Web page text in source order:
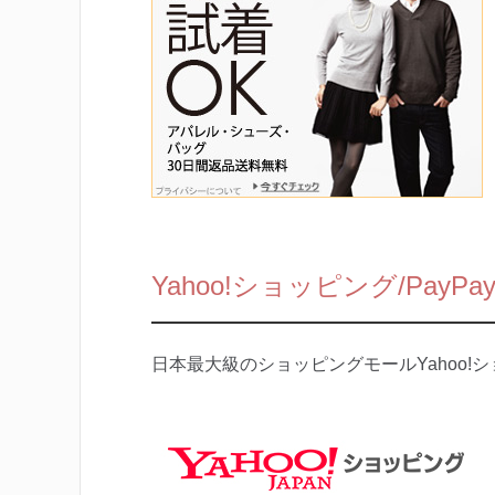
Yahoo!ショッピング/
日本最大級のショッピングモールYahoo!